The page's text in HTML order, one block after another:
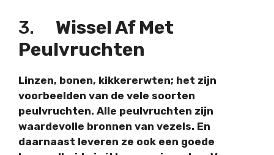
3. Wissel Af Met
Peulvruchten
Linzen, bonen, kikkererwten; het zijn
voorbeelden van de vele soorten
peulvruchten. Alle peulvruchten zijn
waardevolle bronnen van vezels. En
daarnaast leveren ze ook een goede